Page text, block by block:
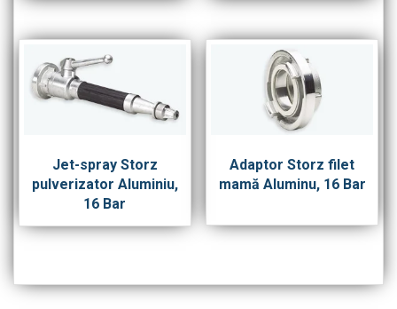
Jet-spray Storz
pulverizator Aluminiu,
16 Bar
Adaptor Storz filet
mamă Aluminu, 16 Bar